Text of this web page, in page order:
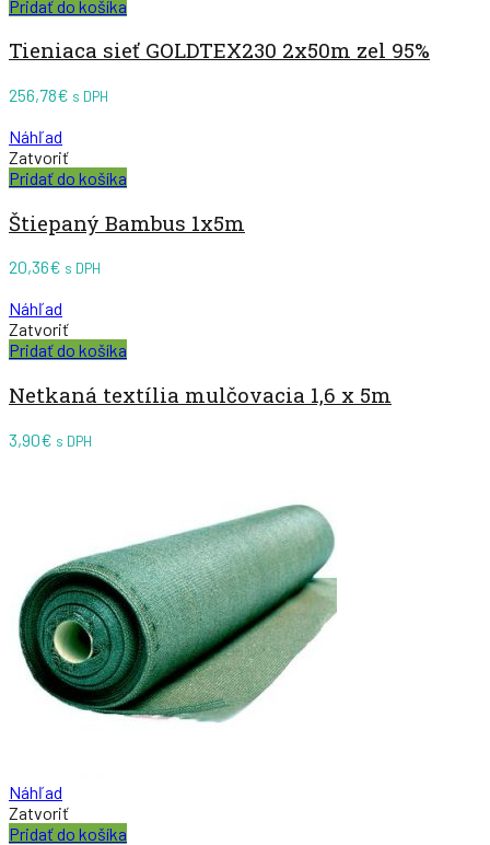
Pridať do košíka
Tieniaca sieť GOLDTEX230 2x50m zel 95%
256,78€ s DPH
Náhľad
Zatvoriť
Pridať do košíka
Štiepaný Bambus 1x5m
20,36€ s DPH
Náhľad
Zatvoriť
Pridať do košíka
Netkaná textília mulčovacia 1,6 x 5m
3,90€ s DPH
Náhľad
Zatvoriť
Pridať do košíka